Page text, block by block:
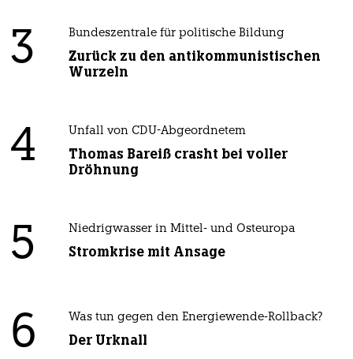
3 Bundeszentrale für politische Bildung
Zurück zu den antikommunistischen
Wurzeln
4 Unfall von CDU-Abgeordnetem
Thomas Bareiß crasht bei voller
Dröhnung
5 Niedrigwasser in Mittel- und Osteuropa
Stromkrise mit Ansage
6 Was tun gegen den Energiewende-Rollback?
Der Urknall